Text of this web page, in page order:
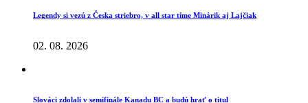
Legendy si vezú z Česka striebro, v all star tíme Minárik aj Lajčiak
02. 08. 2026
Slováci zdolali v semifinále Kanadu BC a budú hrať o titul